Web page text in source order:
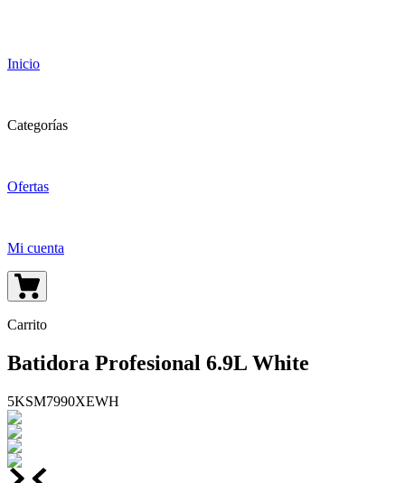
Inicio
Categorías
Ofertas
Mi cuenta
Carrito
Batidora Profesional 6.9L White
5KSM7990XEWH